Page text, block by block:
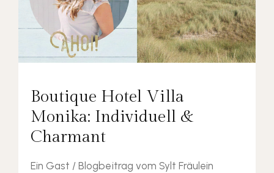
Boutique Hotel Villa
Monika: Individuell &
Charmant
Ein Gast / Blogbeitrag vom Sylt Fräulein